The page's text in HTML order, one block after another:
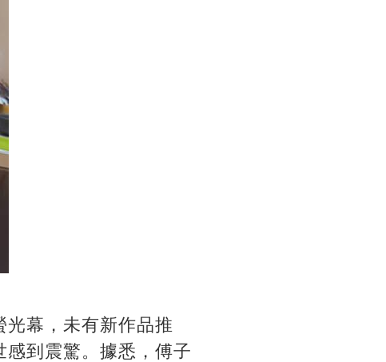
幕，未有新作品推
到震驚。據悉，傅子